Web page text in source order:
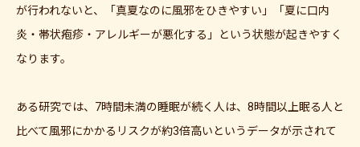
が行われないと、「真夏なのに風邪をひきやすい」「夏に口内
炎・帯状疱疹・アレルギーが悪化する」という状態が起きやすく
なります。
ある研究では、7時間未満の睡眠が続く人は、8時間以上眠る人と
比べて風邪にかかるリスクが約3倍高いというデータが示されて
ご予約はこちら